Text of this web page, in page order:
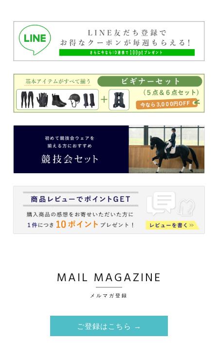
MAIL MAGAZINE
メルマガ登録
ご登録はこちら →